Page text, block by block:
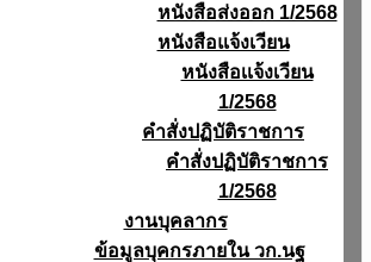
หนังสือส่งออก 1/2568
หนังสือแจ้งเวียน
หนังสือเเจ้งเวียน
1/2568
คำสั่งปฏิบัติราชการ
คำสั่งปฏิบัติราชการ
1/2568
งานบุคลากร
ข้อมูลบุคกรภายใน วก.นฐ